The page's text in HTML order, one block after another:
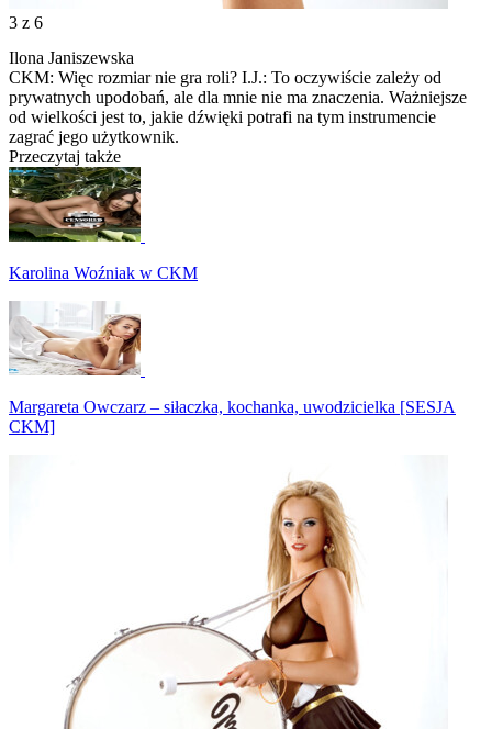
3 z 6
Ilona Janiszewska
CKM: Więc rozmiar nie gra roli? I.J.: To oczywiście zależy od
prywatnych upodobań, ale dla mnie nie ma znaczenia. Ważniejsze
od wielkości jest to, jakie dźwięki potrafi na tym instrumencie
zagrać jego użytkownik.
Przeczytaj także
Karolina Woźniak w CKM
Margareta Owczarz – siłaczka, kochanka, uwodzicielka [SESJA
CKM]